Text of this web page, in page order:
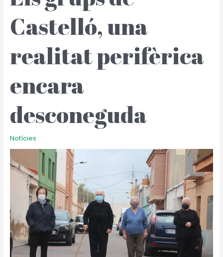
Castelló, una
realitat perifèrica
encara
desconeguda
Notícies
de
Castelló,
una
encara